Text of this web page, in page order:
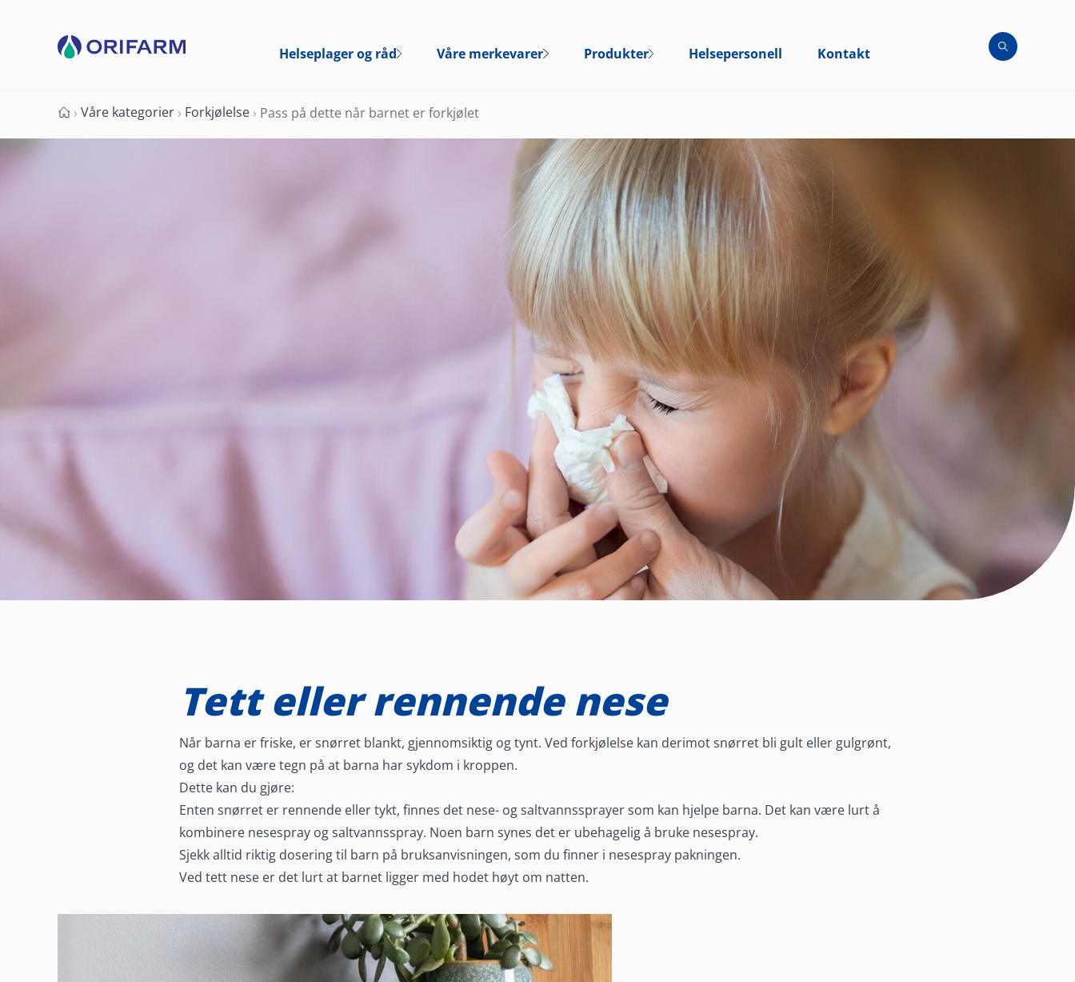
Helseplager og råd Våre merkevarer Produkter Helsepersonell Kontakt
Forside
› Våre kategorier › Forkjølelse › Pass på dette når barnet er forkjølet
Pass på dette når
barnet er forkjølet
Når barn blir forkjølet må sykdommen gå sin gang, men det er mye du
kan gjøre for å lindre symptomene.
Tett eller rennende nese
Når barna er friske, er snørret blankt, gjennomsiktig og tynt. Ved forkjølelse kan derimot snørret bli gult eller gulgrønt,
og det kan være tegn på at barna har sykdom i kroppen.
Dette kan du gjøre:
Enten snørret er rennende eller tykt, finnes det nese- og saltvannssprayer som kan hjelpe barna. Det kan være lurt å
kombinere nesespray og saltvannsspray. Noen barn synes det er ubehagelig å bruke nesespray.
Sjekk alltid riktig dosering til barn på bruksanvisningen, som du finner i nesespray pakningen.
Ved tett nese er det lurt at barnet ligger med hodet høyt om natten.